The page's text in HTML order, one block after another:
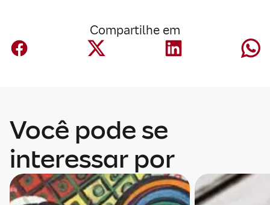
Compartilhe em
Você pode se
interessar por